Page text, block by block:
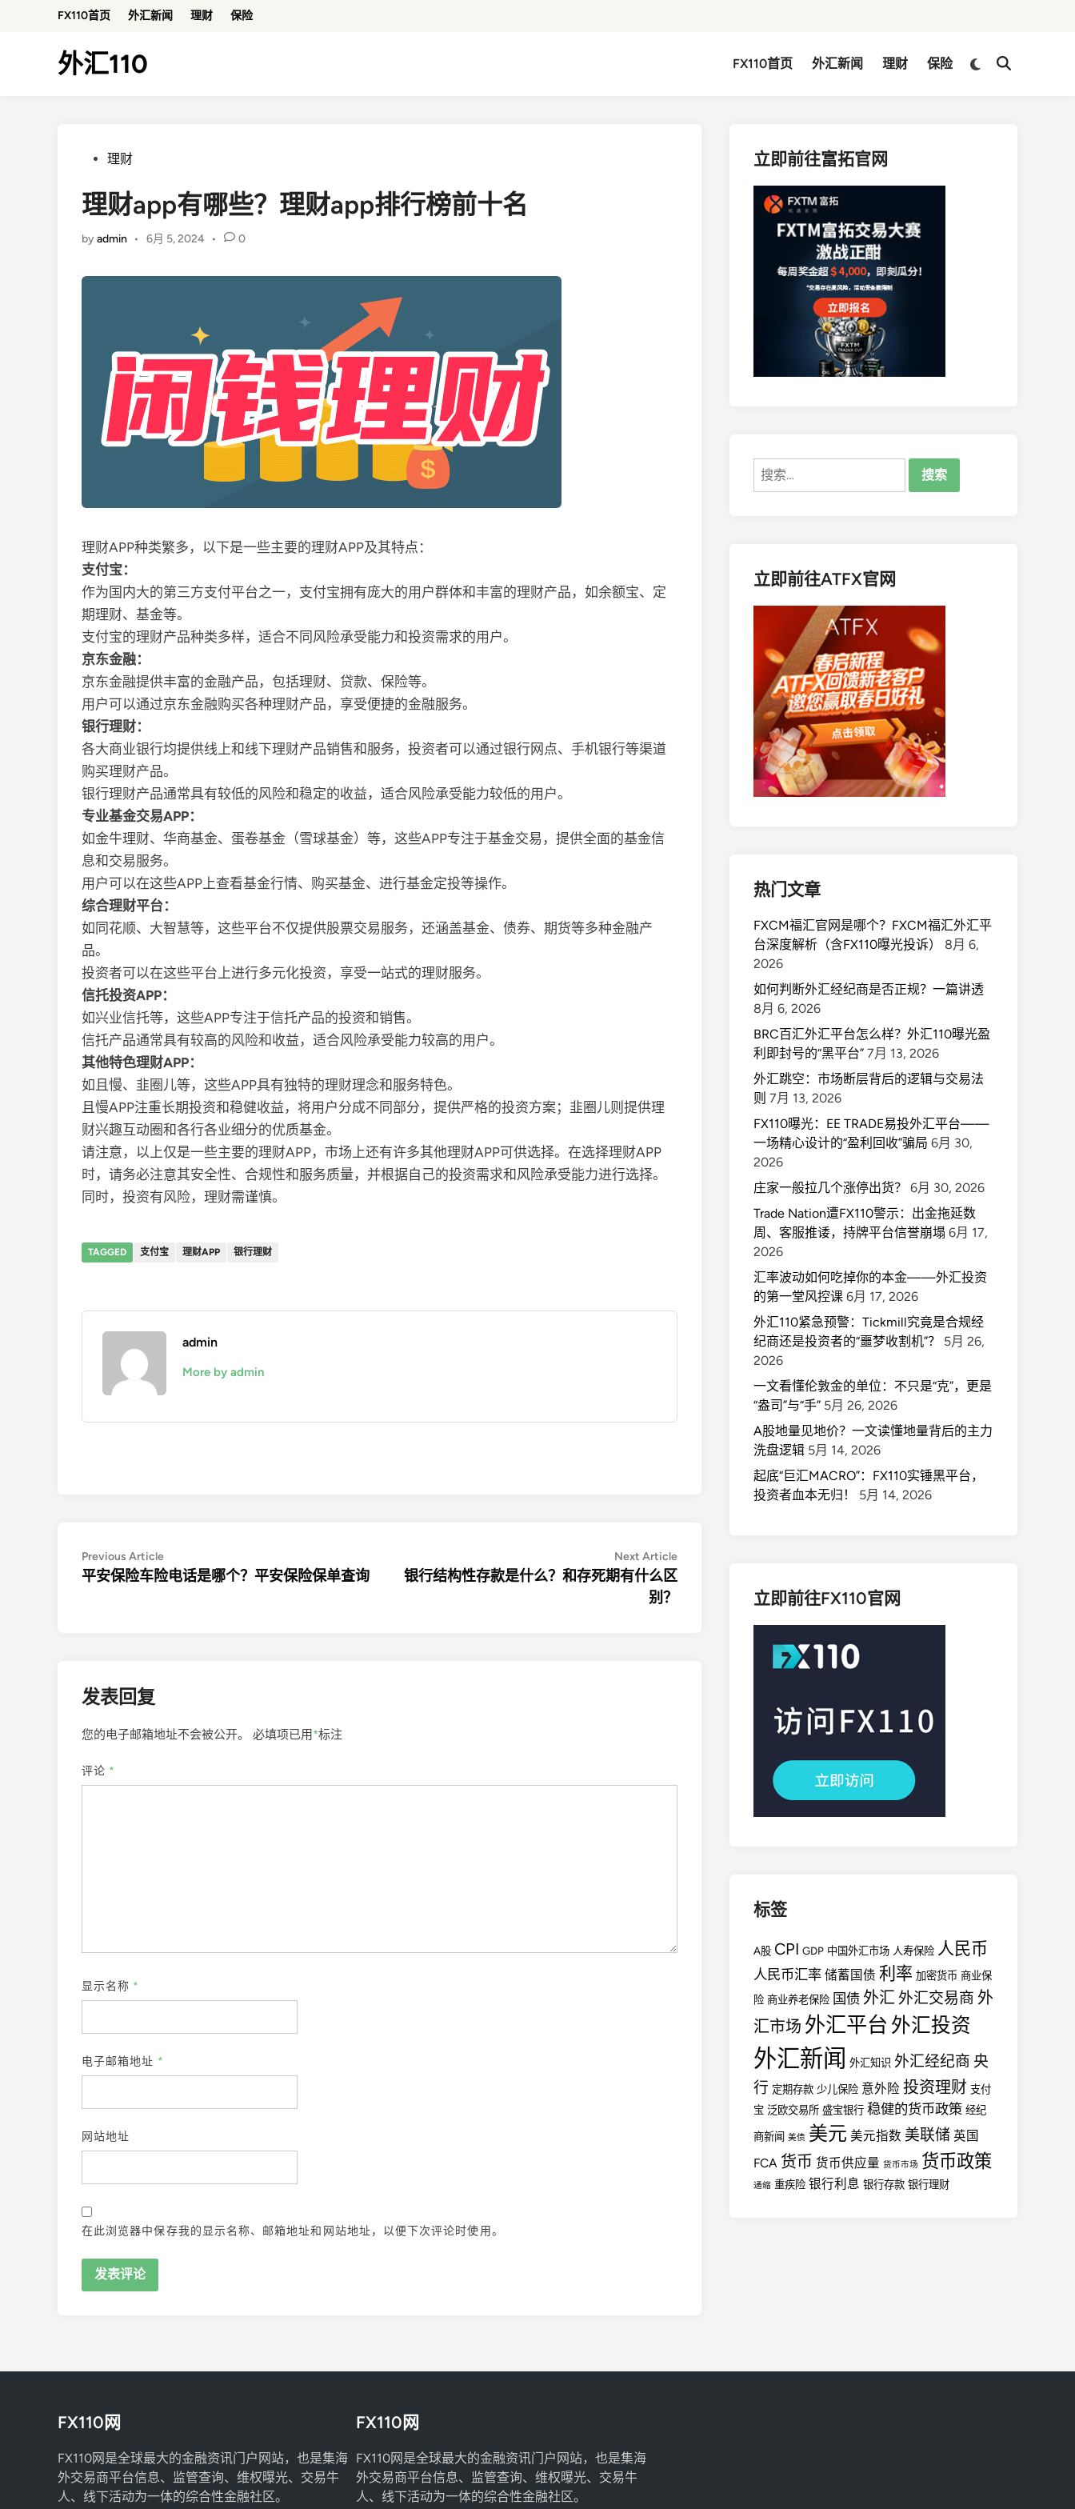
FX110首页 外汇新闻 理财 保险
外汇110 FX110首页 外汇新闻 理财 保险
Switch
Open
Posted理财
理财app有哪些？理财app排行榜前十名
byadmin • 6月 5, 2024 • 0
理财APP种类繁多，以下是一些主要的理财APP及其特点：
支付宝：
作为国内大的第三方支付平台之一，支付宝拥有庞大的用户群体和丰富的理财产品，如余额宝、定
期理财、基金等。
支付宝的理财产品种类多样，适合不同风险承受能力和投资需求的用户。
京东金融：
京东金融提供丰富的金融产品，包括理财、贷款、保险等。
用户可以通过京东金融购买各种理财产品，享受便捷的金融服务。
银行理财：
各大商业银行均提供线上和线下理财产品销售和服务，投资者可以通过银行网点、手机银行等渠道
购买理财产品。
银行理财产品通常具有较低的风险和稳定的收益，适合风险承受能力较低的用户。
专业基金交易APP：
如金牛理财、华商基金、蛋卷基金（雪球基金）等，这些APP专注于基金交易，提供全面的基金信
息和交易服务。
用户可以在这些APP上查看基金行情、购买基金、进行基金定投等操作。
综合理财平台：
如同花顺、大智慧等，这些平台不仅提供股票交易服务，还涵盖基金、债券、期货等多种金融产
品。
投资者可以在这些平台上进行多元化投资，享受一站式的理财服务。
信托投资APP：
如兴业信托等，这些APP专注于信托产品的投资和销售。
信托产品通常具有较高的风险和收益，适合风险承受能力较高的用户。
其他特色理财APP：
如且慢、韭圈儿等，这些APP具有独特的理财理念和服务特色。
且慢APP注重长期投资和稳健收益，将用户分成不同部分，提供严格的投资方案；韭圈儿则提供理
财兴趣互动圈和各行各业细分的优质基金。
请注意，以上仅是一些主要的理财APP，市场上还有许多其他理财APP可供选择。在选择理财APP
时，请务必注意其安全性、合规性和服务质量，并根据自己的投资需求和风险承受能力进行选择。
同时，投资有风险，理财需谨慎。
TAGGED 支付宝 理财APP 银行理财
admin
More by admin
文
章
Previous ArticlePrevious
article:
平安保险车险电话是哪个？平安保险保单查询
Next ArticleNext
article:
银行结构性存款是什么？和存死期有什么区
别？
发表回复
您的电子邮箱地址不会被公开。 必填项已用*标注
评论 *
显示名称 *
电子邮箱地址 *
网站地址
在此浏览器中保存我的显示名称、邮箱地址和网站地址，以便下次评论时使用。
立即前往富拓官网
搜
索：
立即前往ATFX官网
热门文章
FXCM福汇官网是哪个？FXCM福汇外汇平
台深度解析（含FX110曝光投诉）
8月 6,
2026
如何判断外汇经纪商是否正规？一篇讲透
8月 6, 2026
BRC百汇外汇平台怎么样？外汇110曝光盈
利即封号的“黑平台” 7月 13, 2026
外汇跳空：市场断层背后的逻辑与交易法
则 7月 13, 2026
FX110曝光：EE TRADE易投外汇平台——
一场精心设计的“盈利回收”骗局 6月 30,
2026
庄家一般拉几个涨停出货？
6月 30, 2026
Trade Nation遭FX110警示：出金拖延数
周、客服推诿，持牌平台信誉崩塌 6月 17,
2026
汇率波动如何吃掉你的本金——外汇投资
的第一堂风控课 6月 17, 2026
外汇110紧急预警：Tickmill究竟是合规经
纪商还是投资者的“噩梦收割机”？
5月 26,
2026
一文看懂伦敦金的单位：不只是“克”，更是
“盎司”与“手” 5月 26, 2026
A股地量见地价？一文读懂地量背后的主力
洗盘逻辑 5月 14, 2026
起底“巨汇MACRO”：FX110实锤黑平台，
投资者血本无归！
5月 14, 2026
立即前往FX110官网
标签
A股 CPI GDP 中国外汇市场 人寿保险 人民币
人民币汇率 储蓄国债 利率 加密货币 商业保
险 商业养老保险 国债 外汇 外汇交易商 外
汇市场 外汇平台 外汇投资
外汇新闻 外汇知识 外汇经纪商 央
行 定期存款 少儿保险 意外险 投资理财 支付
宝 泛欧交易所 盛宝银行 稳健的货币政策 经纪
商新闻 美债 美元 美元指数 美联储 英国
FCA 货币 货币供应量 货币市场 货币政策
通缩 重疾险 银行利息 银行存款 银行理财
FX110网
FX110网是全球最大的金融资讯门户网站，也是集海
外交易商平台信息、监管查询、维权曝光、交易牛
人、线下活动为一体的综合性金融社区。
FX110网
FX110网是全球最大的金融资讯门户网站，也是集海
外交易商平台信息、监管查询、维权曝光、交易牛
人、线下活动为一体的综合性金融社区。